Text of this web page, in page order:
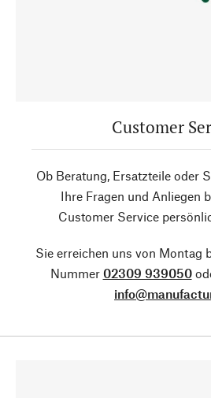
Customer
Ob Beratung, Ersatzteile oder
Ihre Fragen und Anliegen
Customer Service
Sie erreichen uns von Montag
Nummer 02309 939050